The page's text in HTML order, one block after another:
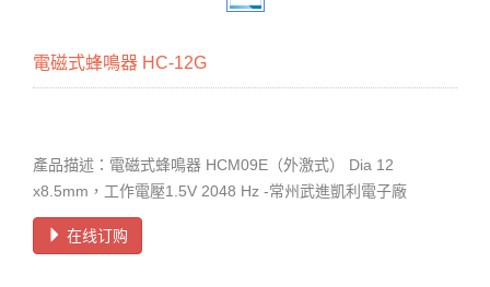
電磁式蜂鳴器 HC-12G
產品描述：電磁式蜂鳴器 HCM09E（外激式） Dia 12
x8.5mm，工作電壓1.5V 2048 Hz -常州武進凱利電子廠
在线订购